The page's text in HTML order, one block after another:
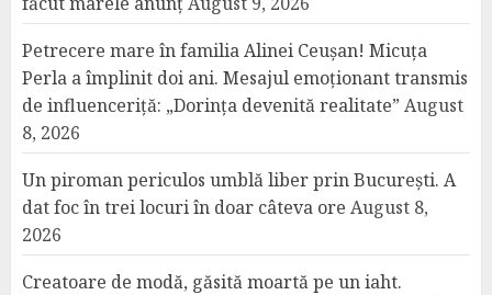
Petrecere mare în familia Alinei Ceușan! Micuța
Perla a împlinit doi ani. Mesajul emoționant transmis
de influenceriță: „Dorința devenită realitate” August
8, 2026
Un piroman periculos umblă liber prin București. A
dat foc în trei locuri în doar câteva ore August 8,
2026
Creatoare de modă, găsită moartă pe un iaht.